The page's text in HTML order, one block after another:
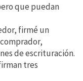
que puedan
firmé un
de escrituración.
tres